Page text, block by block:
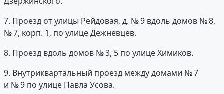
7. Проезд от улицы Рейдовая, д. № 9 вдоль домов № 8,
№ 7, корп. 1, по улице Дежнёвцев.
8. Проезд вдоль домов № 3, 5 по улице Химиков.
9. Внутриквартальный проезд между домами № 7
и № 9 по улице Павла Усова.